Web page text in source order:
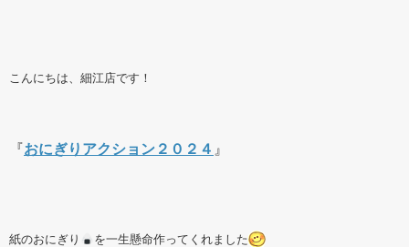
こんにちは、細江店です！
『おにぎりアクション２０２４ 』
紙のおにぎり を一生懸命作ってくれました